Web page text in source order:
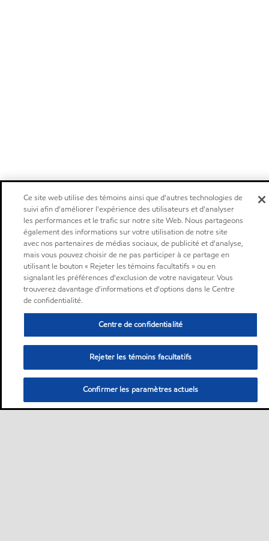
Ce site web utilise des témoins ainsi que d'autres technologies de
suivi afin d'améliorer l'expérience des utilisateurs et d'analyser
les performances et le trafic sur notre site Web. Nous partageons
également des informations sur votre utilisation de notre site
avec nos partenaires de médias sociaux, de publicité et d'analyse,
mais vous pouvez choisir de ne pas participer à ce partage en
utilisant le bouton « Rejeter les témoins facultatifs » ou en
signalant les préférences d'exclusion de votre navigateur. Vous
trouverez davantage d'informations et d'options dans le Centre
de confidentialité.
Centre de confidentialité
Rejeter les témoins facultatifs
Confirmer les paramètres actuels